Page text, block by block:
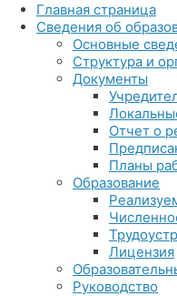
Главная страница
Сведения об
Основные
Структура и
Документы
Отчет о
Планы
Образование
Лицензия
Руководство